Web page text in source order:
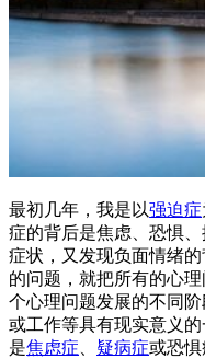
最初几年，我是以强迫症
症的背后是焦虑、恐惧
症状，又发现负面情绪
的问题，就把所有的心
个心理问题发展的不同
或工作等具有现实意义
是焦虑症 疑病症或恐